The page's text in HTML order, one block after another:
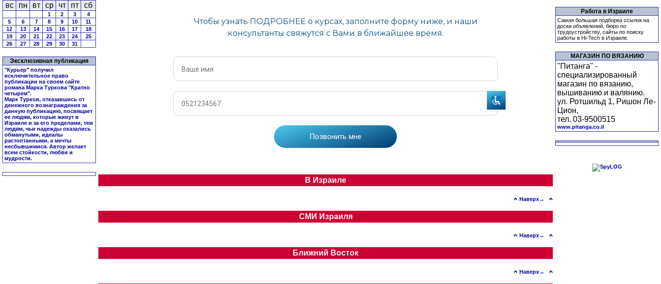
вс пн вт ср чт пт сб
1 2 3
4
5
6 7 8 9 10
11
12
13 14 15 16 17
18
19
20 21 22 23 24
25
26
27 28 29 30 31
Эксклюзивная публикация
"Курьер" получил
исключительное право
публикации на своем сайте
романа Марка Туркова "Кратно
четырем".
Марк Турков, отказавшись от
денежного вознаграждения за
данную публикацию, посвящает
ее людям, которые живут в
Израиле и за его пределами, тем
людям, чьи надежды оказались
обманутыми, идеалы
растоптанными, а мечты
несбывшимися. Автор желает
всем стойкости, любви и
мудрости.
В Израиле
Наверх→
СМИ Израиля
Наверх→
Ближний Восток
Наверх→
Работа в Израиле
Самая большая подборка ссылок на
доски объявлений, бюро по
трудоустройству, сайты по поиску
работы в Hi-Tech в Израиле.
МАГАЗИН ПО ВЯЗАНИЮ
"Питанга" -
специализированный
магазин по вязанию,
вышиванию и валянию.
ул. Ротшильд 1, Ришон Ле-
Цион,
тел. 03-9500515
www.pitanga.co.il